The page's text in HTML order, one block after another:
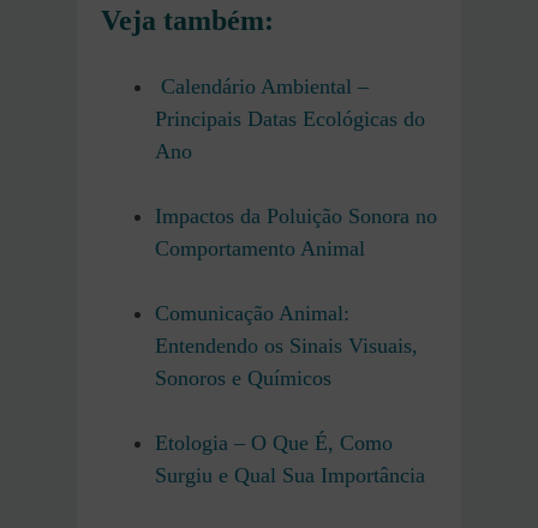
Veja também:
Calendário Ambiental –
Principais Datas Ecológicas do
Ano
Impactos da Poluição Sonora no
Comportamento Animal
Comunicação Animal:
Entendendo os Sinais Visuais,
Sonoros e Químicos
Etologia – O Que É, Como
Surgiu e Qual Sua Importância